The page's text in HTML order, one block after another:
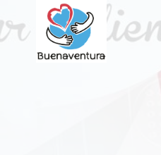
to
content